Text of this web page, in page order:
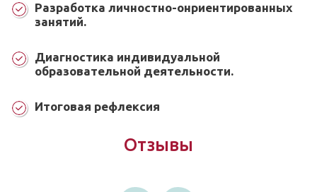
Разработка личностно-онриентированных
занятий.
Диагностика индивидуальной
образовательной деятельности.
Итоговая рефлексия
Отзывы